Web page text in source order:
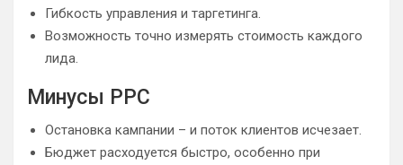
Гибкость управления и таргетинга.
Возможность точно измерять стоимость каждого
лида.
Минусы PPC
Остановка кампании – и поток клиентов исчезает.
Бюджет расходуется быстро, особенно при